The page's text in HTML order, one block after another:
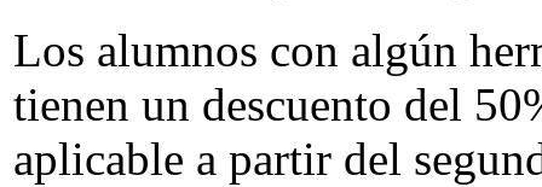
Los alumnos con algún
tienen un descuento del
aplicable a partir del